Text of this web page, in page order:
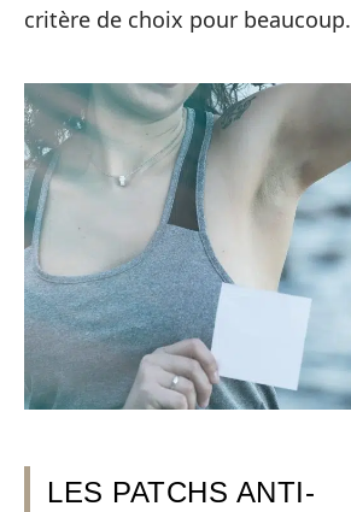
critère de choix pour beaucoup.
LES PATCHS ANTI-